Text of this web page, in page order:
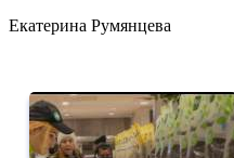
Екатерина Румянцева